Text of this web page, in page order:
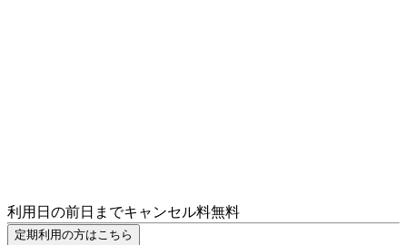
利用日の前日までキャンセル料無料
定期利用の方はこちら